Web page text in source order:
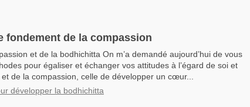
fondement de la compassion
et de la bodhichitta On m’a demandé aujourd’hui de vous
pour égaliser et échanger vos attitudes à l’égard de soi et
de la compassion, celle de développer un cœur...
développer la bodhichitta